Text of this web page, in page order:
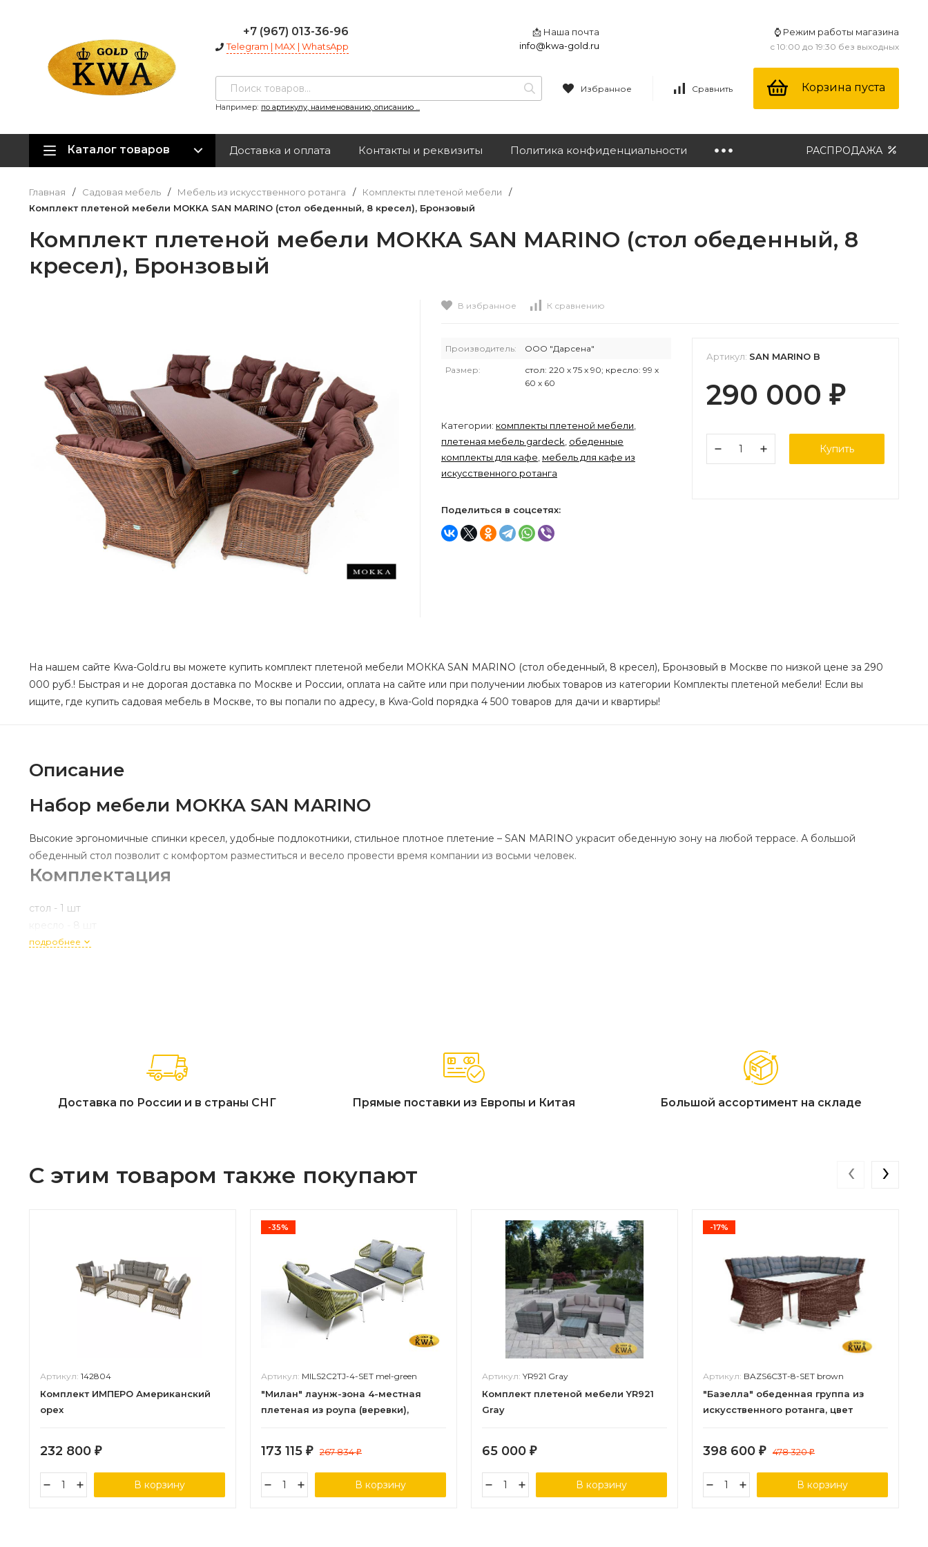
+7 (967) 013-36-96
Telegram | MAX | WhatsApp
📩 Наша почта
info@kwa-gold.ru
⌚ Режим работы магазина
с 10:00 до 19:30 без выходных
Например: по артикулу, наименованию, описанию ...
Избранное Сравнить Корзина пуста
Каталог товаров Доставка и оплата Контакты и реквизиты Политика конфиденциальности РАСПРОДАЖА
Главная / Садовая мебель / Мебель из искусственного ротанга / Комплекты плетеной мебели
/
Комплект плетеной мебели МОККА SAN MARINO (стол обеденный, 8 кресел), Бронзовый
Комплект плетеной мебели МОККА SAN MARINO (стол обеденный, 8
кресел), Бронзовый
В избранное К сравнению
Производитель: ООО "Дарсена"
Размер:
стол: 220 х 75 х 90; кресло: 99 х
60 х 60
Категории: комплекты плетеной мебели
плетеная мебель gardeck обеденные
комплекты для кафе мебель для кафе из
искусственного ротанга
Поделиться в соцсетях:
Артикул: SAN MARINO B
290 000 ₽
Купить
На нашем сайте Kwa-Gold.ru вы можете купить комплект плетеной мебели МОККА SAN MARINO (стол обеденный, 8 кресел), Бронзовый в Москве по низкой цене за 290
000 руб.! Быстрая и не дорогая доставка по Москве и России, оплата на сайте или при получении любых товаров из категории Комплекты плетеной мебели! Если вы
ищите, где купить садовая мебель в Москве, то вы попали по адресу, в Kwa-Gold порядка 4 500 товаров для дачи и квартиры!
Описание
Набор мебели МОККА SAN MARINO
Высокие эргономичные спинки кресел, удобные подлокотники, стильное плотное плетение – SAN MARINO украсит обеденную зону на любой террасе. А большой
обеденный стол позволит с комфортом разместиться и весело провести время компании из восьми человек.
Комплектация
стол - 1 шт
подушки - 16 шт
подробнее
Доставка по России и в страны СНГ Прямые поставки из Европы и Китая Большой ассортимент на складе
С этим товаром также покупают
Артикул: 142804
Комплект ИМПЕРО Американский
орех
232 800 ₽
В корзину
-35%
Артикул: MILS2C2TJ-4-SET mel-green
"Милан" лаунж-зона 4-местная
плетеная из роупа (веревки),
173 115 ₽ 267 834₽
В корзину
Артикул: YR921 Gray
Комплект плетеной мебели YR921
Gray
65 000 ₽
В корзину
-17%
Артикул: BAZS6C3T-8-SET brown
"Базелла" обеденная группа из
искусственного ротанга, цвет
398 600 ₽ 478 320₽
В корзину
‹ ›